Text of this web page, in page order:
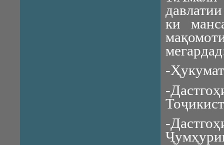
ки
-
-
-